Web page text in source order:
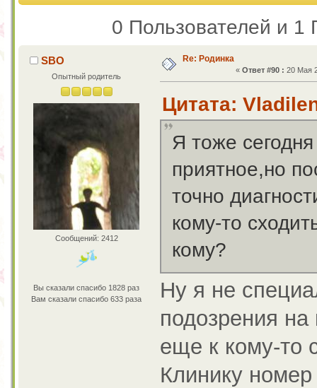
0 Пользователей и 1
SBO
Опытный родитель
Сообщений: 2412
Вы сказали спасибо 1828 раз
Вам сказали спасибо 633 раза
Re: Родинка
«Ответ #90 : 20 Мая
Цитата:
Я тоже
приятное,но
точно
кому-то
кому?
Ну я не
подозрения на
еще к кому-то
Клинику